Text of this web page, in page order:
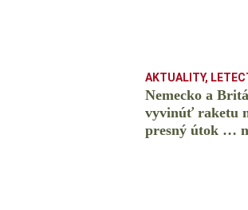
AKTUALITY,
Nemecko a
vyvinúť raketu
presný útok …